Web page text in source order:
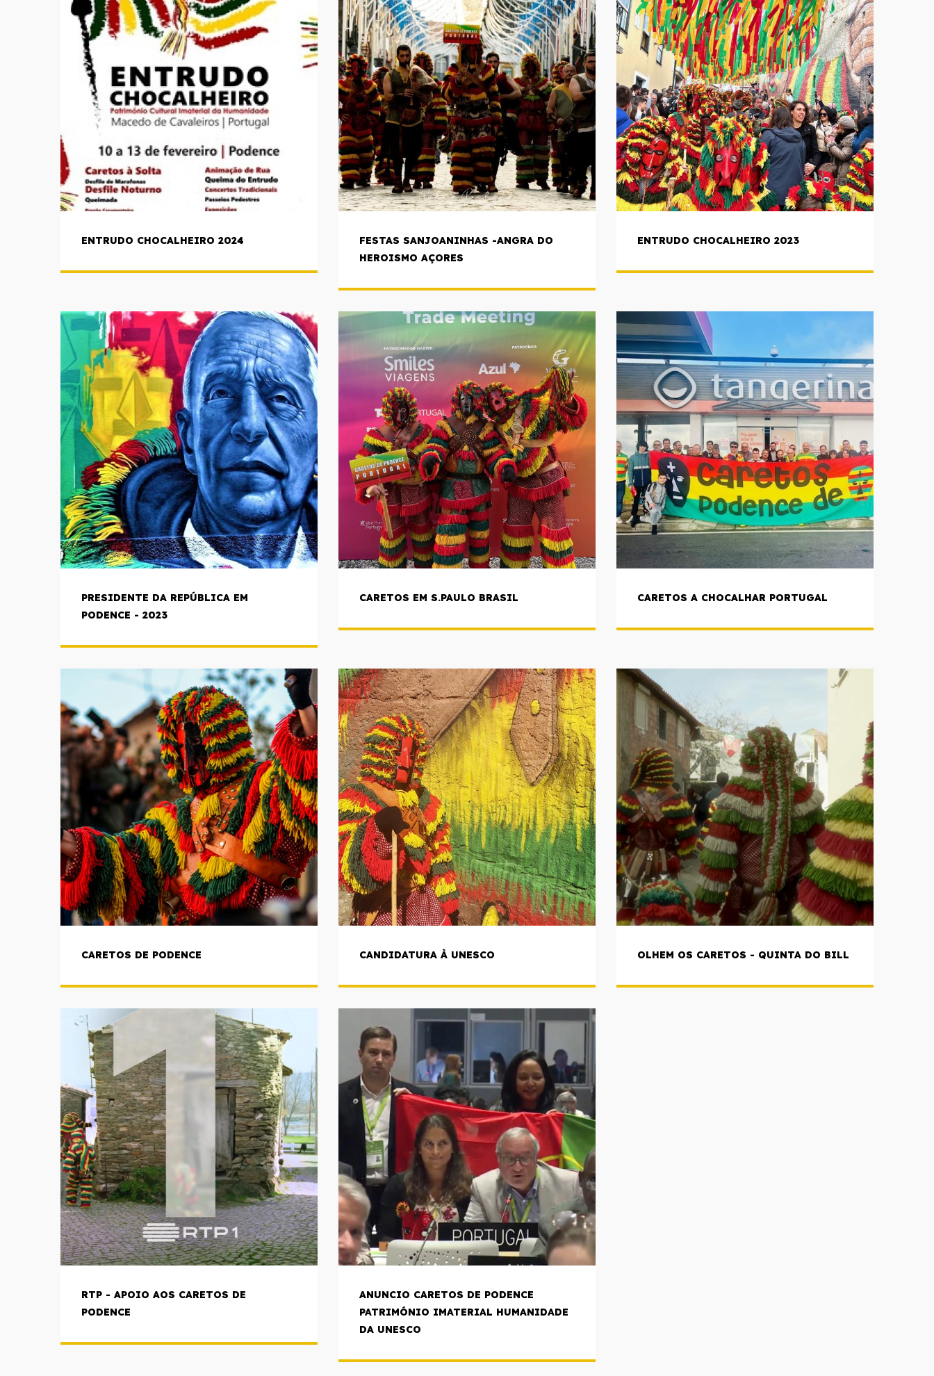
ENTRUDO CHOCALHEIRO 2024
FESTAS SANJOANINHAS -ANGRA DO
HEROISMO AÇORES
ENTRUDO CHOCALHEIRO 2023
PRESIDENTE DA REPÚBLICA EM
PODENCE - 2023
CARETOS EM S.PAULO BRASIL CARETOS A CHOCALHAR PORTUGAL
CARETOS DE PODENCE CANDIDATURA À UNESCO OLHEM OS CARETOS - QUINTA DO BILL
RTP - APOIO AOS CARETOS DE
PODENCE
ANUNCIO CARETOS DE PODENCE
PATRIMÓNIO IMATERIAL HUMANIDADE
DA UNESCO